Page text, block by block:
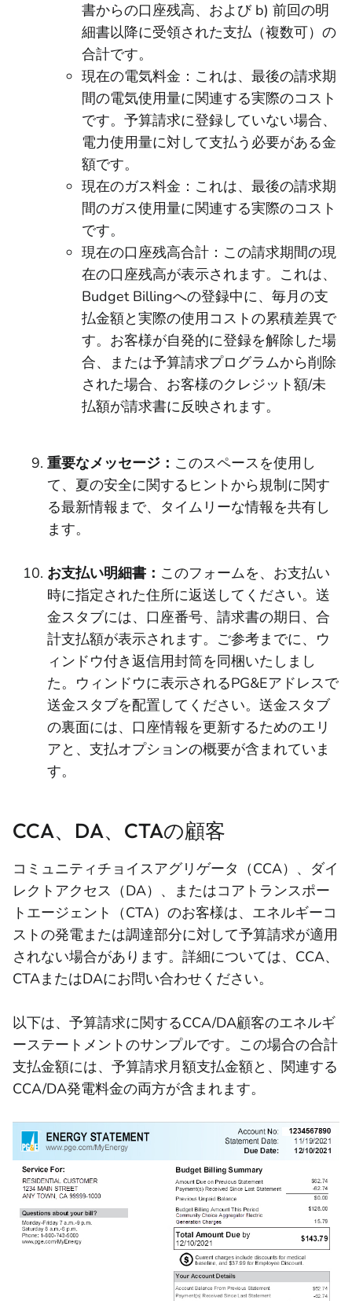
書からの口座残高、および b) 前回の明
細書以降に受領された支払（複数可）の
合計です。
現在の電気料金：これは、最後の請求期
間の電気使用量に関連する実際のコスト
です。予算請求に登録していない場合、
電力使用量に対して支払う必要がある金
額です。
現在のガス料金：これは、最後の請求期
間のガス使用量に関連する実際のコスト
です。
現在の口座残高合計：この請求期間の現
在の口座残高が表示されます。これは、
Budget Billingへの登録中に、毎月の支
払金額と実際の使用コストの累積差異で
す。お客様が自発的に登録を解除した場
合、または予算請求プログラムから削除
された場合、お客様のクレジット額/未
払額が請求書に反映されます。
重要なメッセージ： このスペースを使用し
て、夏の安全に関するヒントから規制に関す
る最新情報まで、タイムリーな情報を共有し
ます。
お支払い明細書： このフォームを、お支払い
時に指定された住所に返送してください。送
金スタブには、口座番号、請求書の期日、合
計支払額が表示されます。ご参考までに、ウ
ィンドウ付き返信用封筒を同梱いたしまし
た。ウィンドウに表示されるPG&Eアドレスで
送金スタブを配置してください。送金スタブ
の裏面には、口座情報を更新するためのエリ
アと、支払オプションの概要が含まれていま
す。
CCA、DA、CTAの顧客
コミュニティチョイスアグリゲータ（CCA）、ダイ
レクトアクセス（DA）、またはコアトランスポー
トエージェント（CTA）のお客様は、エネルギーコ
ストの発電または調達部分に対して予算請求が適用
されない場合があります。詳細については、CCA、
CTAまたはDAにお問い合わせください。
以下は、予算請求に関するCCA/DA顧客のエネルギ
ーステートメントのサンプルです。この場合の合計
支払金額には、予算請求月額支払金額と、関連する
CCA/DA発電料金の両方が含まれます。